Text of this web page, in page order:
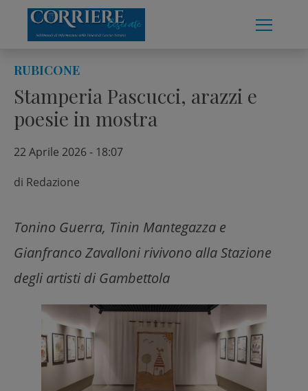
content
RUBICONE
Stamperia Pascucci, arazzi e
poesie in mostra
22 Aprile 2026 - 18:07
di Redazione
Tonino Guerra, Tinin Mantegazza e
Gianfranco Zavalloni rivivono alla Stazione
degli artisti di Gambettola